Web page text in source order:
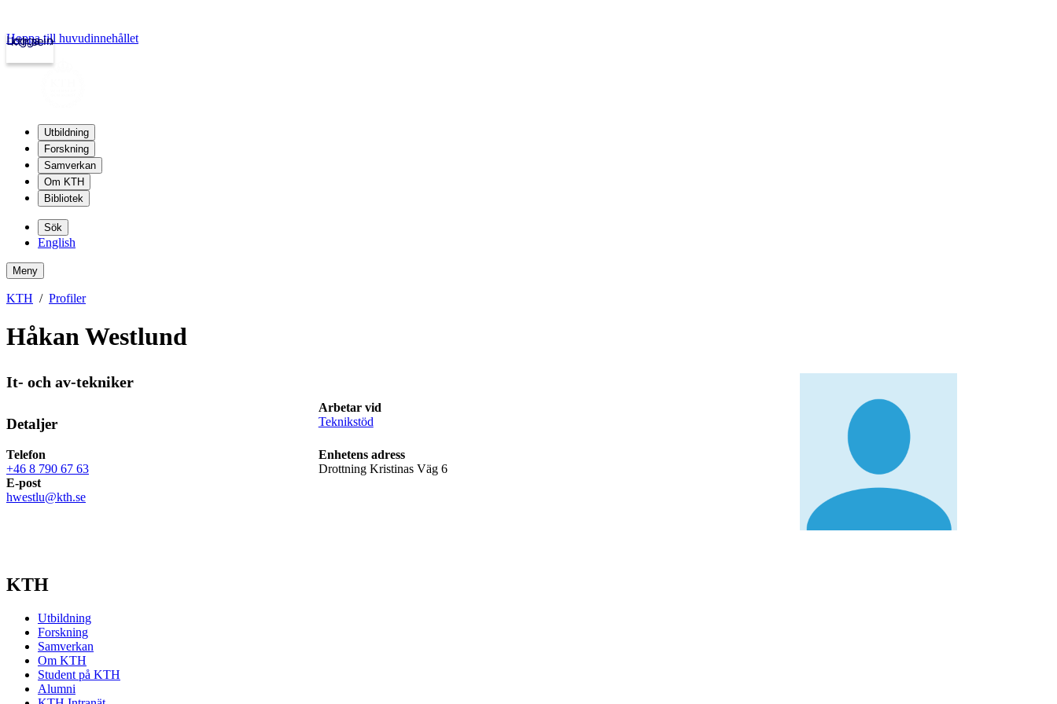
kth.se
Logga in
Hoppa till huvudinnehållet
Utbildning
Forskning
Samverkan
Om KTH
Bibliotek
Sök
English
Meny
KTH Profiler
Håkan Westlund
It- och av-tekniker
Detaljer
Arbetar vid
Teknikstöd
Telefon
+46 8 790 67 63
Enhetens adress
Drottning Kristinas Väg 6
E-post
hwestlu@kth.se
KTH
Utbildning
Forskning
Samverkan
Om KTH
Student på KTH
Alumni